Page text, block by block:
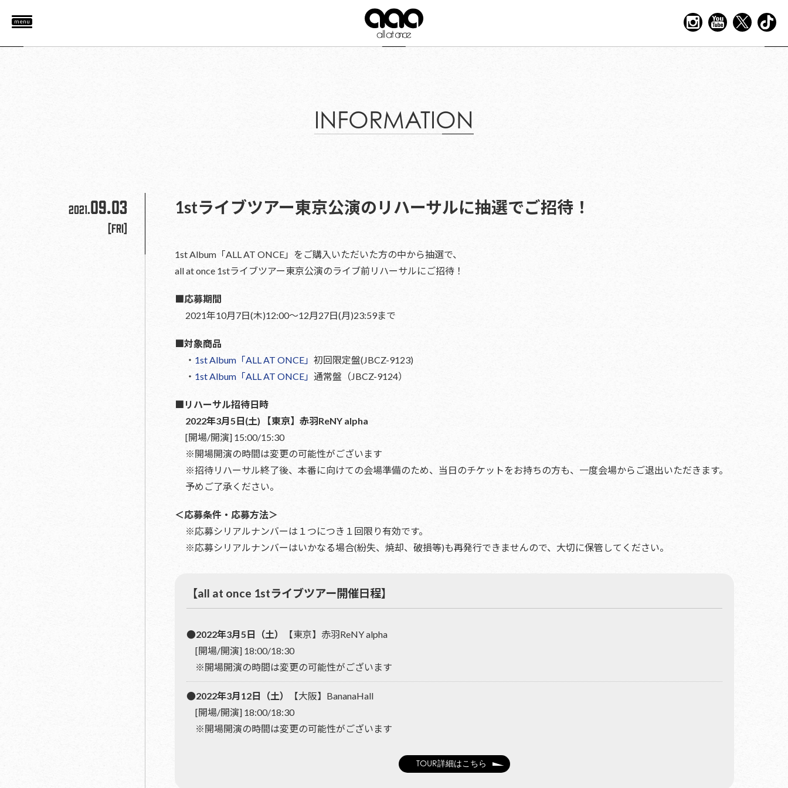
menu
INFORMATION
2021.09.03
[Fri]
1stライブツアー東京公演のリハーサルに抽選でご招待！
1st Album「ALL AT ONCE」をご購入いただいた方の中から抽選で、
all at once 1stライブツアー東京公演のライブ前リハーサルにご招待！
■応募期間
2021年10月7日(木)12:00〜12月27日(月)23:59まで
■対象商品
・ 1st Album「ALL AT ONCE」 初回限定盤(JBCZ-9123)
・ 1st Album「ALL AT ONCE」 通常盤（JBCZ-9124）
■リハーサル招待日時
2022年3月5日(土) 【東京】赤羽ReNY alpha
[開場/開演] 15:00/15:30
※開場開演の時間は変更の可能性がございます
※招待リハーサル終了後、本番に向けての会場準備のため、当日のチケットをお持ちの方も、一度会場からご退出いただきます。
予めご了承ください。
＜応募条件・応募方法＞
※応募シリアルナンバーは１つにつき１回限り有効です。
※応募シリアルナンバーはいかなる場合(紛失、焼却、破損等)も再発行できませんので、大切に保管してください。
【all at once 1stライブツアー開催日程】
●2022年3月5日（土）
【東京】赤羽ReNY alpha
[開場/開演] 18:00/18:30
※開場開演の時間は変更の可能性がございます
●2022年3月12日（土）
【大阪】BananaHall
[開場/開演] 18:00/18:30
※開場開演の時間は変更の可能性がございます
TOUR詳細はこちら